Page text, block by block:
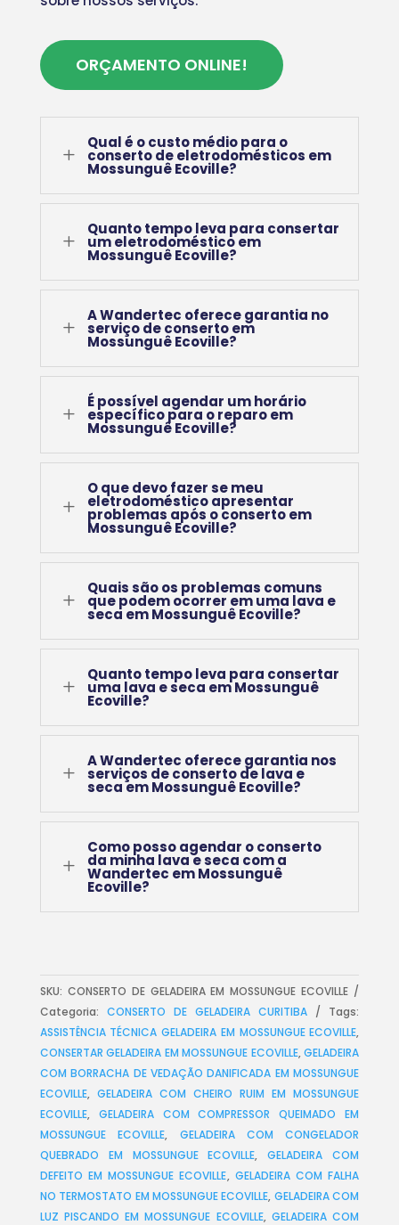
ORÇAMENTO ONLINE!
L
Qual é o custo médio para o
conserto de eletrodomésticos em
Mossunguê Ecoville?
L
Quanto tempo leva para consertar
um eletrodoméstico em
Mossunguê Ecoville?
L
A Wandertec oferece garantia no
serviço de conserto em
Mossunguê Ecoville?
L
É possível agendar um horário
específico para o reparo em
Mossunguê Ecoville?
L
O que devo fazer se meu
eletrodoméstico apresentar
problemas após o conserto em
Mossunguê Ecoville?
L
Quais são os problemas comuns
que podem ocorrer em uma lava e
seca em Mossunguê Ecoville?
L
Quanto tempo leva para consertar
uma lava e seca em Mossunguê
Ecoville?
L
A Wandertec oferece garantia nos
serviços de conserto de lava e
seca em Mossunguê Ecoville?
L
Como posso agendar o conserto
da minha lava e seca com a
Wandertec em Mossunguê
Ecoville?
SKU: CONSERTO DE GELADEIRA EM MOSSUNGUE ECOVILLE
Categoria: CONSERTO DE GELADEIRA CURITIBA
Tags:
ASSISTÊNCIA TÉCNICA GELADEIRA EM MOSSUNGUE ECOVILLE,
CONSERTAR GELADEIRA EM MOSSUNGUE ECOVILLE,GELADEIRA
COM BORRACHA DE VEDAÇÃO DANIFICADA EM MOSSUNGUE
ECOVILLE, GELADEIRA COM CHEIRO RUIM EM MOSSUNGUE
ECOVILLE, GELADEIRA COM COMPRESSOR QUEIMADO EM
MOSSUNGUE ECOVILLE, GELADEIRA COM CONGELADOR
QUEBRADO EM MOSSUNGUE ECOVILLE,GELADEIRA COM
DEFEITO EM MOSSUNGUE ECOVILLE, GELADEIRA COM FALHA
NO TERMOSTATO EM MOSSUNGUE ECOVILLE, GELADEIRA COM
LUZ PISCANDO EM MOSSUNGUE ECOVILLE, GELADEIRA COM